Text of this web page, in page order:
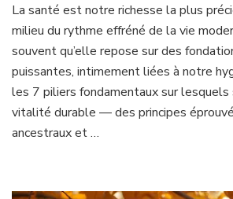
La santé est notre richesse la plus
milieu du rythme effréné de la vie
souvent qu’elle repose sur des
puissantes, intimement liées à notre
les 7 piliers fondamentaux sur lesquels
vitalité durable — des principes
ancestraux et …